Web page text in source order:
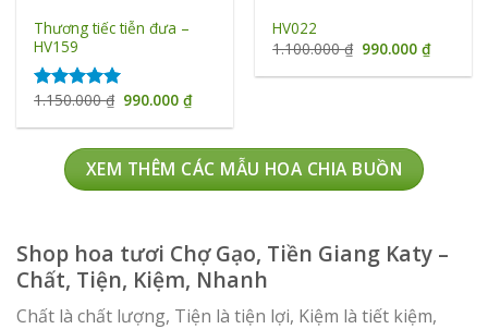
Thương tiếc tiễn đưa –
HV159
Được xếp
1.150.000₫ Giá
gốc
là:
990.000₫Giá
tại
990.000 ₫.
HV022
1.100.000₫ Giá
gốc
là:
990.000₫Giá
tại
XEM THÊM CÁC MẪU HOA CHIA BUỒN
Shop hoa tươi Chợ Gạo, Tiền Giang Katy –
Chất, Tiện, Kiệm, Nhanh
Chất là chất lượng, Tiện là tiện lợi, Kiệm là tiết kiệm,